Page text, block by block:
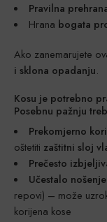
Pravilna
Hrana bogata
Ako zanemarujete
i sklona opadanju.
Kosu je potrebno
Posebnu pažnju
Prekomjerno
oštetiti zaštitni sloj
Prečesto
Učestalo
repovi) – može
korijena kose